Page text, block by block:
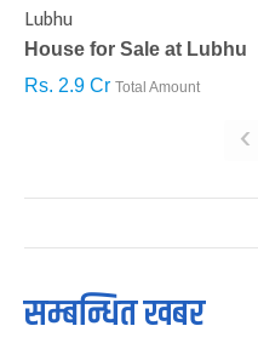
Lubhu
House for Sale at Lubhu
Rs. 2.9 Cr Total Amount
‹
सम्बन्धित खबर